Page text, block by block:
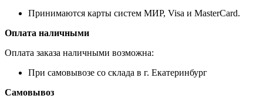
Принимаются карты систем МИР, Visa и MasterCard.
Оплата наличными
Оплата заказа наличными возможна:
При самовывозе со склада в г. Екатеринбург
Самовывоз